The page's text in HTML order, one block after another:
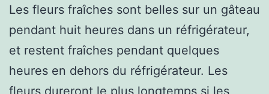
Les fleurs fraîches sont belles sur un gâteau
pendant huit heures dans un réfrigérateur,
et restent fraîches pendant quelques
heures en dehors du réfrigérateur. Les
fleurs dureront le plus longtemps si les